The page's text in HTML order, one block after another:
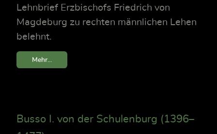
Lehnbrief Erzbischofs Friedrich von
Magdeburg zu rechten männlichen Lehen
belehnt.
Mehr...
Busso I. von der Schulenburg (1396–